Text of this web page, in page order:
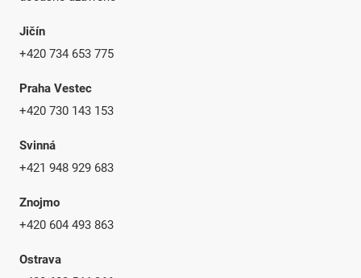
Jičín
+420 734 653 775
Praha Vestec
+420 730 143 153
Svinná
+421 948 929 683
Znojmo
+420 604 493 863
Ostrava